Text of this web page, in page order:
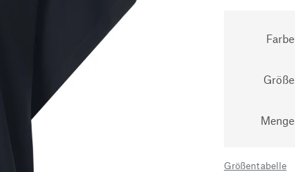
Farbe
Größe
Menge
Größentabelle